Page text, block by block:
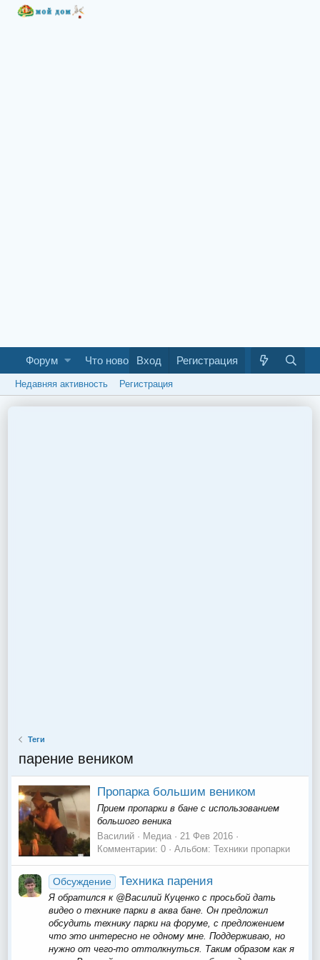
Форум Что нового Галерея Как построить
Вход Регистрация
Недавняя активность Регистрация
Теги
парение веником
Пропарка большим веником
Прием пропарки в бане с использованием
большого веника
Василий
Медиа
21 Фев 2016
Комментарии: 0
Альбом: Техники пропарки
Обсуждение Техника парения
Я обратился к @Василий Куценко с просьбой дать
видео о технике парки в аква бане. Он предложил
обсудить технику парки на форуме, с предложением
что это интересно не одному мне. Поддерживаю, но
нужно от чего-то оттолкнуться. Таким образом как я